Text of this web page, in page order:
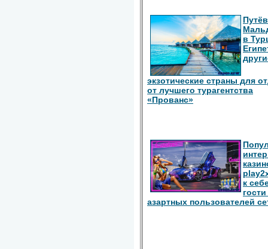
в
экзотические страны для
от лучшего турагентства
«Прованс»
к
азартных пользователей